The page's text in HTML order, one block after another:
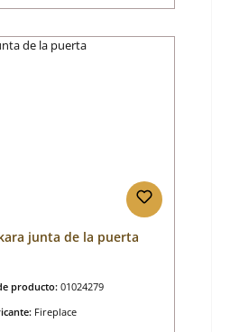
junta de la puerta
producto: 01024279
Fireplace